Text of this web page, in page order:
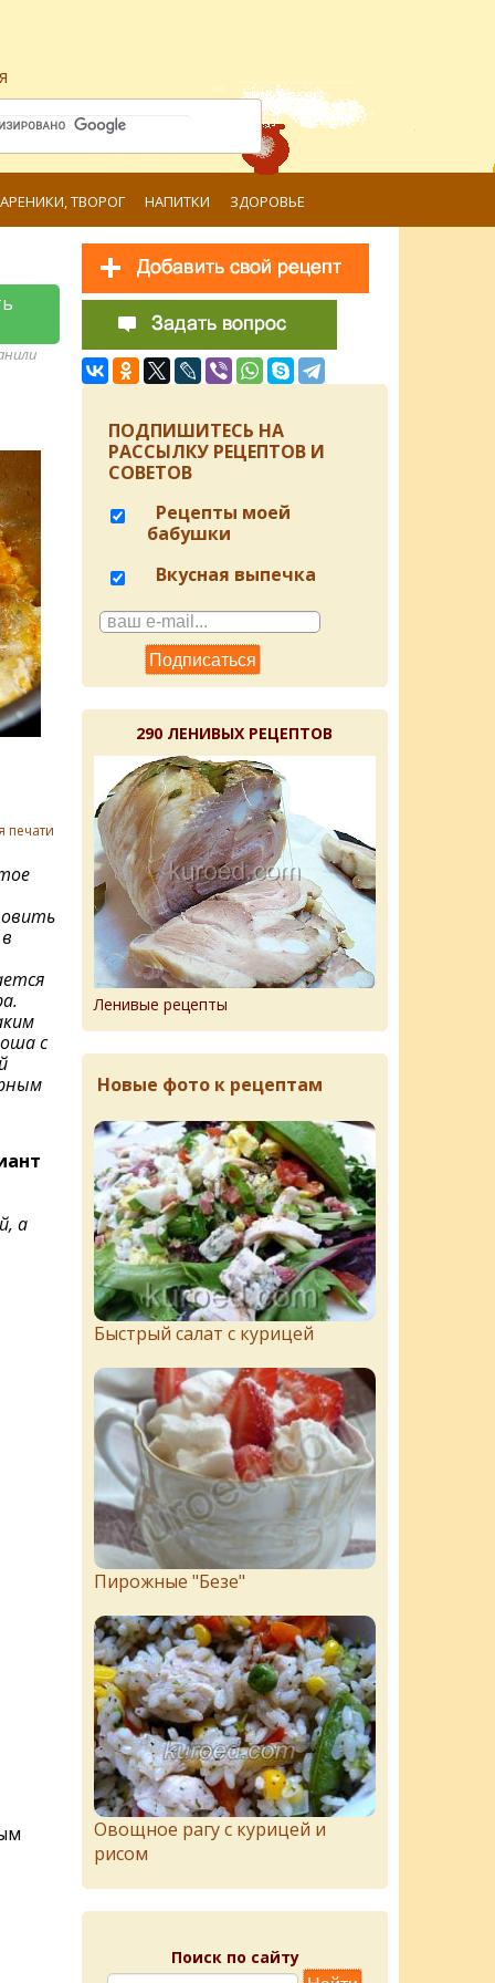
ТВОРОГ НАПИТКИ ЗДОРОВЬЕ
печати
с
а
ПОДПИШИТЕСЬ НА
РАССЫЛКУ РЕЦЕПТОВ И
СОВЕТОВ
Рецепты моей
бабушки
Вкусная выпечка
290 ЛЕНИВЫХ РЕЦЕПТОВ
Ленивые рецепты
Новые фото к рецептам
Быстрый салат с курицей
Пирожныe "Бeзe"
Овощное рагу с курицей и
рисом
Поиск по сайту